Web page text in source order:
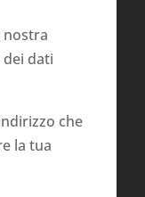
nostra
dati
che
la tua